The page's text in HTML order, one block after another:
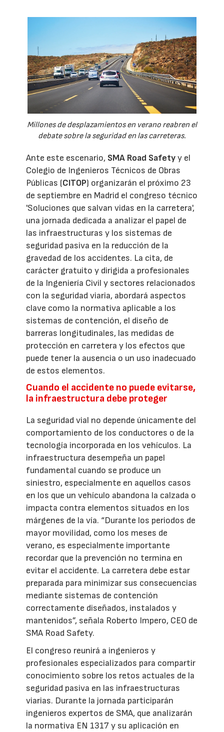
Millones de desplazamientos en verano reabren el
debate sobre la seguridad en las carreteras.
Ante este escenario, SMA Road Safetyy el
Colegio de Ingenieros Técnicos de Obras
Públicas (CITOP) organizarán el próximo 23
de septiembre en Madrid el congreso técnico
'Soluciones que salvan vidas en la carretera',
una jornada dedicada a analizar el papel de
las infraestructuras y los sistemas de
seguridad pasiva en la reducción de la
gravedad de los accidentes. La cita, de
carácter gratuito y dirigida a profesionales
de la Ingeniería Civil y sectores relacionados
con la seguridad viaria, abordará aspectos
clave como la normativa aplicable a los
sistemas de contención, el diseño de
barreras longitudinales, las medidas de
protección en carretera y los efectos que
puede tener la ausencia o un uso inadecuado
de estos elementos.
Cuando el accidente no puede evitarse,
la infraestructura debe proteger
La seguridad vial no depende únicamente del
comportamiento de los conductores o de la
tecnología incorporada en los vehículos. La
infraestructura desempeña un papel
fundamental cuando se produce un
siniestro, especialmente en aquellos casos
en los que un vehículo abandona la calzada o
impacta contra elementos situados en los
márgenes de la vía. “Durante los periodos de
mayor movilidad, como los meses de
verano, es especialmente importante
recordar que la prevención no termina en
evitar el accidente. La carretera debe estar
preparada para minimizar sus consecuencias
mediante sistemas de contención
correctamente diseñados, instalados y
mantenidos”, señala Roberto Impero, CEO de
SMA Road Safety.
El congreso reunirá a ingenieros y
profesionales especializados para compartir
conocimiento sobre los retos actuales de la
seguridad pasiva en las infraestructuras
viarias. Durante la jornada participarán
ingenieros expertos de SMA, que analizarán
la normativa EN 1317 y su aplicación en